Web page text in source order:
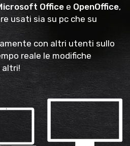
Office e OpenOffice,
usati sia su pc che su
con altri utenti sullo
reale le modifiche
altri!